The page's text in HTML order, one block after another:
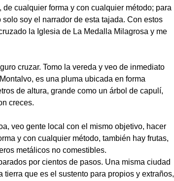
cualquier forma y con cualquier método; para
soy el narrador de esta tajada. Con estos
la Iglesia de La Medalla Milagrosa y me
cruzar. Tomo la vereda y veo de inmediato
es una pluma ubicada en forma
de altura, grande como un árbol de capulí,
creces.
veo gente local con el mismo objetivo, hacer
y con cualquier método, también hay frutas,
metálicos no comestibles.
por cientos de pasos. Una misma ciudad
que es el sustento para propios y extraños,